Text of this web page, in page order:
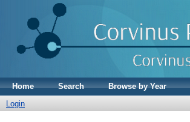
Home Search Browse by Year
Login